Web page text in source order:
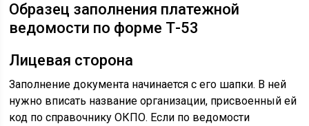
Образец заполнения платежной
ведомости по форме Т-53
Лицевая сторона
Заполнение документа начинается с его шапки. В ней
нужно вписать название организации, присвоенный ей
код по справочнику ОКПО. Если по ведомости